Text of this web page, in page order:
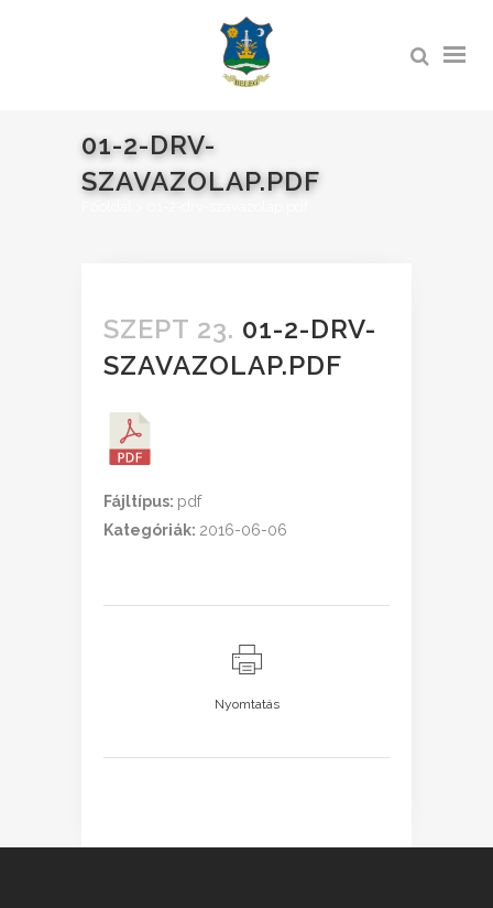
01-2-DRV-
SZAVAZOLAP.PDF
SZEPT 23. 01-2-DRV-
SZAVAZOLAP.PDF
Fájltípus: pdf
Kategóriák: 2016-06-06
Nyomtatás